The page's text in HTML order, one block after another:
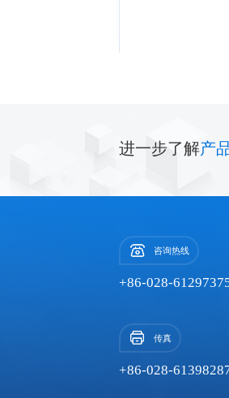
进一步了解产
咨询热线
+86-028-
传真
+86-028-